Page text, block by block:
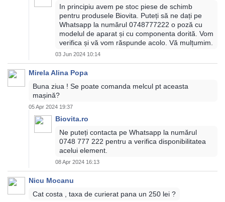
In principiu avem pe stoc piese de schimb
pentru produsele Biovita. Puteți să ne dați pe
Whatsapp la numărul 0748777222 o poză cu
modelul de aparat și cu componenta dorită. Vom
verifica și vă vom răspunde acolo. Vă mulțumim.
03 Jun 2024 10:14
Mirela Alina Popa
Buna ziua ! Se poate comanda melcul pt aceasta
mașină?
05 Apr 2024 19:37
Biovita.ro
Ne puteți contacta pe Whatsapp la numărul
0748 777 222 pentru a verifica disponibilitatea
acelui element.
08 Apr 2024 16:13
Nicu Mocanu
Cat costa , taxa de curierat pana un 250 lei ?